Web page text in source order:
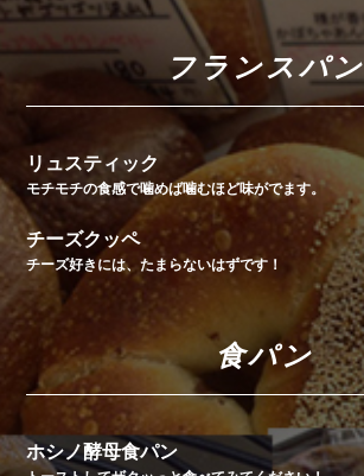
フランスパン
リュスティック
モチモチの食感で噛めば噛むほど味がでます。
チーズクッペ
チーズ好きには、たまらないはずです！
食パン
ホシノ酵母食パン